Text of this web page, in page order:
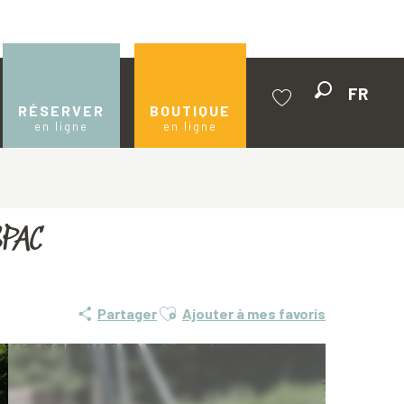
RÉSERVER
en ligne
BOUTIQUE
en ligne
FR
PartagerAjouter aux favoris
Ajouter à mes favoris